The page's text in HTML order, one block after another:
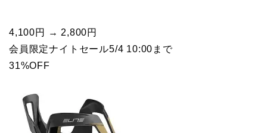
4,100円 → 2,800円
会員限定ナイトセール5/4 10:00まで
31%OFF